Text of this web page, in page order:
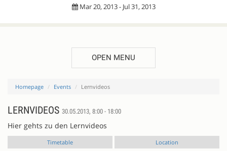
Mar 20, 2013 - Jul 31, 2013
OPEN MENU
Homepage Events Lernvideos
LERNVIDEOS 30.05.2013, 8:00 - 18:00
Hier gehts zu den Lernvideos
Timetable Location